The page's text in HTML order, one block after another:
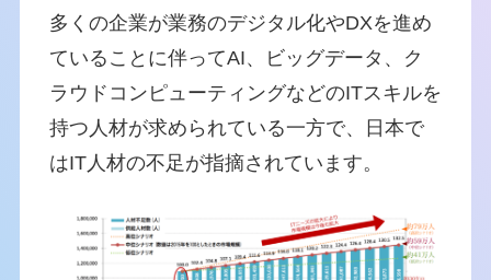
多くの企業が業務のデジタル化やDXを進め
ていることに伴ってAI、ビッグデータ、ク
ラウドコンピューティングなどのITスキルを
持つ人材が求められている一方で、日本で
はIT人材の不足が指摘されています。